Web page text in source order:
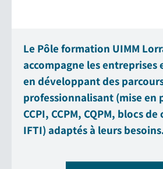
Le Pôle formation UIMM
accompagne les entreprises
en développant des
professionnalisant (mise en
CCPI, CCPM, CQPM, blocs
IFTI) adaptés à leurs